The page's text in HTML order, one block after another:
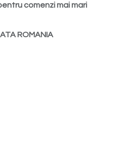
comenzi mai mari
ROMANIA